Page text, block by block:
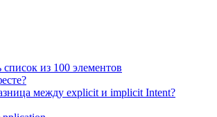
из 100 элементов
между explicit и implicit Intent?